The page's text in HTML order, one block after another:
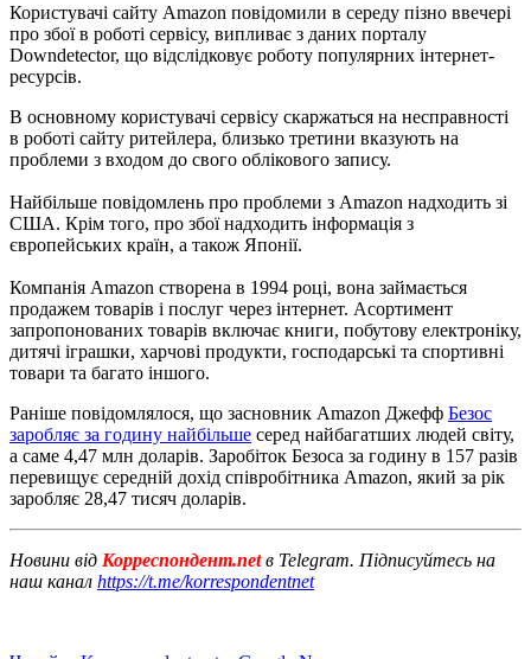
Користувачі сайту Amazon повідомили в середу пізно ввечері
про збої в роботі сервісу, випливає з даних порталу
Downdetector, що відслідковує роботу популярних інтернет-
ресурсів.
В основному користувачі сервісу скаржаться на несправності
в роботі сайту ритейлера, близько третини вказують на
проблеми з входом до свого облікового запису.
Найбільше повідомлень про проблеми з Amazon надходить зі
США. Крім того, про збої надходить інформація з
європейських країн, а також Японії.
Компанія Amazon створена в 1994 році, вона займається
продажем товарів і послуг через інтернет. Асортимент
запропонованих товарів включає книги, побутову електроніку,
дитячі іграшки, харчові продукти, господарські та спортивні
товари та багато іншого.
Раніше повідомлялося, що засновник Amazon Джефф Безос
заробляє за годину найбільше серед найбагатших людей світу,
а саме 4,47 млн ​​доларів. Заробіток Безоса за годину в 157 разів
перевищує середній дохід співробітника Amazon, який за рік
заробляє 28,47 тисяч доларів.
Новини від Корреспондент.netв Telegram. Підписуйтесь на
наш канал https://t.me/korrespondentnet